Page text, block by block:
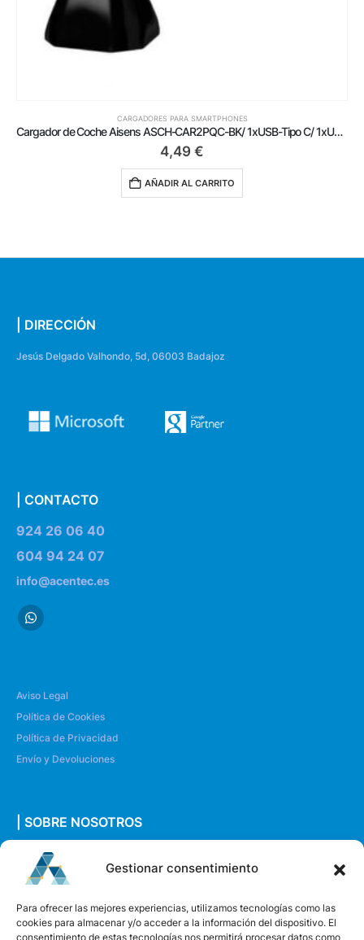
Gestionar consentimiento
Para ofrecer las mejores experiencias, utilizamos tecnologías como las
cookies para almacenar y/o acceder a la información del dispositivo. El
consentimiento de estas tecnologías nos permitirá procesar datos como
CARGADORES PARA SMARTPHONES
Cargador de Coche Aisens ASCH-CAR2PQC-BK/ 1xUSB-Tipo C/ 1xUSB/ 38W
4,49 €
AÑADIR AL CARRITO
| DIRECCIÓN
Jesús Delgado Valhondo, 5d, 06003 Badajoz
| CONTACTO
924 26 06 40
604 94 24 07
info@acentec.es
Aviso Legal
Política de Cookies
Política de Privacidad
Envío y Devoluciones
| SOBRE NOSOTROS
Quiénes somos
Envíanos un mensaje